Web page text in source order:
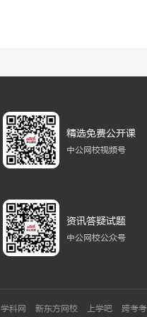
精选免费公开课
中公网校视频号
资讯答疑试题
中公网校公众号
学科网 新东方网校 上学吧 跨考